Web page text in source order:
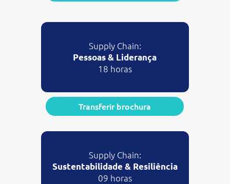
Supply Chain:
Pessoas & Liderança
18 horas
Transferir brochura
Supply Chain:
Sustentabilidade & Resiliência
09 horas